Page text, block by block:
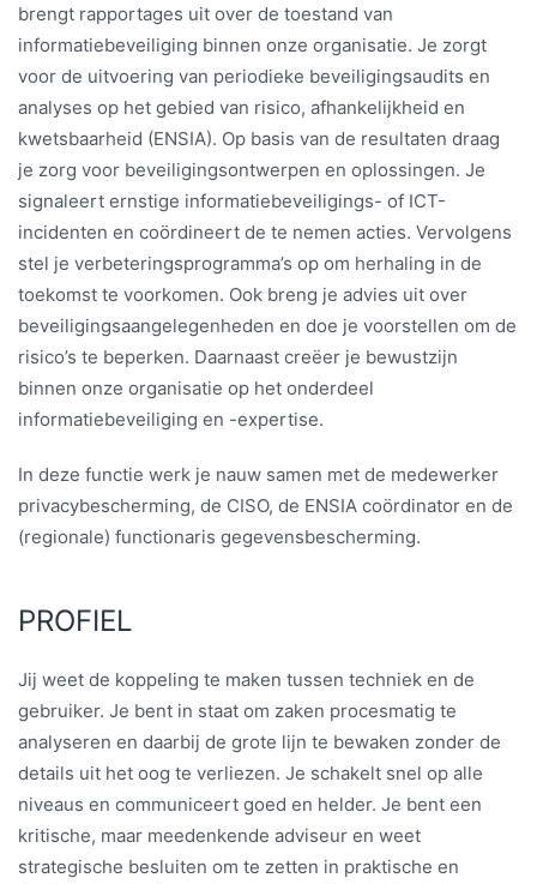
brengt rapportages uit over de toestand van
informatiebeveiliging binnen onze organisatie. Je zorgt
voor de uitvoering van periodieke beveiligingsaudits en
analyses op het gebied van risico, afhankelijkheid en
kwetsbaarheid (ENSIA). Op basis van de resultaten draag
je zorg voor beveiligingsontwerpen en oplossingen. Je
signaleert ernstige informatiebeveiligings- of ICT-
incidenten en coördineert de te nemen acties. Vervolgens
stel je verbeteringsprogramma’s op om herhaling in de
toekomst te voorkomen. Ook breng je advies uit over
beveiligingsaangelegenheden en doe je voorstellen om de
risico’s te beperken. Daarnaast creëer je bewustzijn
binnen onze organisatie op het onderdeel
informatiebeveiliging en -expertise.
In deze functie werk je nauw samen met de medewerker
privacybescherming, de CISO, de ENSIA coördinator en de
(regionale) functionaris gegevensbescherming.
PROFIEL
Jij weet de koppeling te maken tussen techniek en de
gebruiker. Je bent in staat om zaken procesmatig te
analyseren en daarbij de grote lijn te bewaken zonder de
details uit het oog te verliezen. Je schakelt snel op alle
niveaus en communiceert goed en helder. Je bent een
kritische, maar meedenkende adviseur en weet
strategische besluiten om te zetten in praktische en